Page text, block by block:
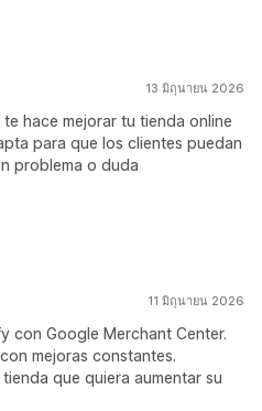
13 มิถุนายน 2026
hace mejorar tu tienda online
para que los clientes puedan
problema o duda
11 มิถุนายน 2026
con Google Merchant Center.
mejoras constantes.
que quiera aumentar su